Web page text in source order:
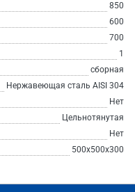
850
600
700
1
сборная
Нержавеющая сталь AISI 304
Нет
Цельнотянутая
Нет
500х500х300